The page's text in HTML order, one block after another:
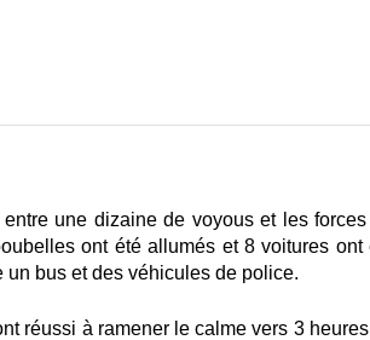
entre une dizaine de voyous et les
ont été allumés et 8 voitures ont
bus et des véhicules de police.
réussi à ramener le calme vers 3